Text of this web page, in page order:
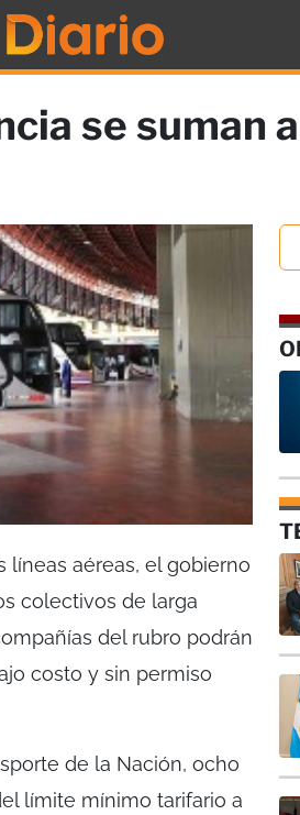
se suman
líneas aéreas, el gobierno
colectivos de larga
del rubro podrán
costo y sin permiso
de la Nación, ocho
límite mínimo tarifario a